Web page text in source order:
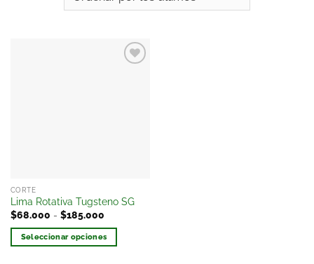
CORTE
Lima Rotativa Tugsteno SG
$68.000 - $185.000
Seleccionar opciones